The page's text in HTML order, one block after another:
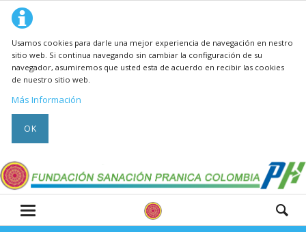
Usamos cookies para darle una mejor experiencia de navegación en nestro
sitio web. Si continua navegando sin cambiar la configuración de su
navegador, asumiremos que usted esta de acuerdo en recibir las cookies
de nuestro sitio web.
Más Información
OK